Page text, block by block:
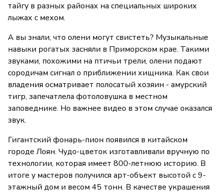
тайгу в разных районах на специальных широких
лыжах с мехом.
А вы знали, что олени могут свистеть? Музыкальные
навыки рогатых засняли в Приморском крае. Такими
звуками, похожими на птичьи трели, олени подают
сородичам сигнал о приближении хищника. Как свои
владения осматривает полосатый хозяин - амурский
тигр, запечатлела фотоловушка в местном
заповеднике. Но важнее видео в этом случае оказался
звук.
Гигантский фонарь-пион появился в китайском
городе Лоян. Чудо-цветок изготавливали вручную по
технологии, которая имеет 800-летнюю историю. В
итоге у мастеров получился арт-объект высотой с 9-
этажный дом и весом 45 тонн. В качестве украшения